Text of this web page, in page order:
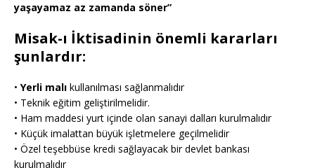
yaşayamaz az zamanda söner”
Misak-ı İktisadinin önemli kararları
şunlardır:
• Yerli malı kullanılması sağlanmalıdır
• Teknik eğitim geliştirilmelidir.
• Ham maddesi yurt içinde olan sanayi dalları kurulmalıdır
• Küçük imalattan büyük işletmelere geçilmelidir
• Özel teşebbüse kredi sağlayacak bir devlet bankası
kurulmalıdır